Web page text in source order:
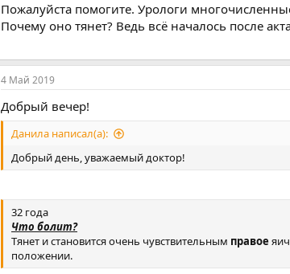
Пожалуйста помогите. Урологи
Почему оно тянет? Ведь всё началось после
4 Май 2019
Добрый вечер!
Данила написал(а):
Добрый день, уважаемый доктор!
32 года
Что болит?
Тянет и становится очень чувствительным правое
положении.